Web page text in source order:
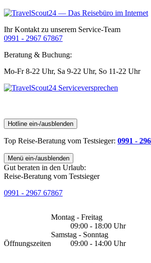
Ihr Kontakt zu unserem Service-Team
0991 - 2967 67867
Beratung & Buchung:
Mo-Fr 8-22 Uhr, Sa 9-22 Uhr, So 11-22 Uhr
Hotline ein-/ausblenden
Top Reise-Beratung vom Testsieger: 0991 -
Menü ein-/ausblenden
Gut beraten in den Urlaub:
Reise-Beratung vom Testsieger
0991 - 2967 67867
Öffnungszeiten
Montag - Freitag
09:00 - 18:00 Uhr
Samstag - Sonntag
09:00 - 14:00 Uhr